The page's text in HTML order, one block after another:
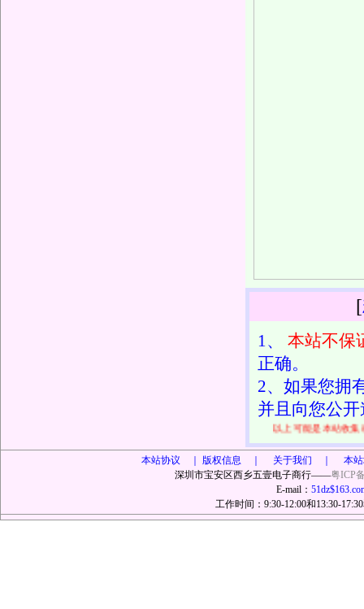
[
1、
本站不保
正确。
2、如果您拥
并且向您公
以上可能是本站收
本站协议 ｜
版权信息 ｜ 关于我们 ｜ 本
深圳市宝安区西乡五壹电子商行——粤ICP
E-mail：
工作时间：9:30-12:00和13:30-